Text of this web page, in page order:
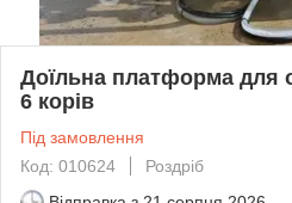
Доїльна платформа для
6 корів
Під замовлення
Код: 010624
Роздріб